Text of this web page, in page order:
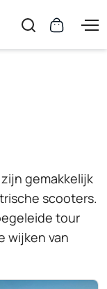
gemakkelijk
scooters.
tour
wijken van